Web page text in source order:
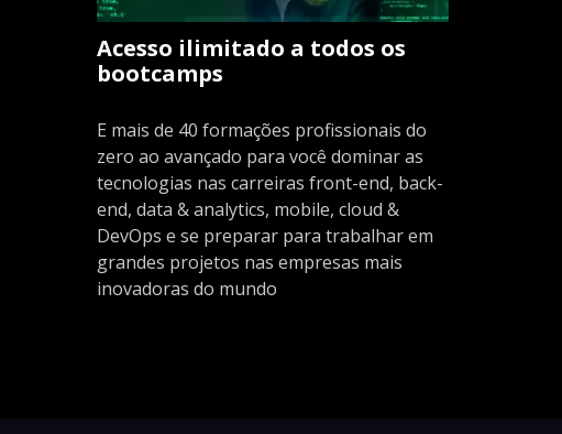
Acesso ilimitado a todos os
bootcamps
E mais de 40 formações profissionais do
zero ao avançado para você dominar as
tecnologias nas carreiras front-end, back-
end, data & analytics, mobile, cloud &
DevOps e se preparar para trabalhar em
grandes projetos nas empresas mais
inovadoras do mundo